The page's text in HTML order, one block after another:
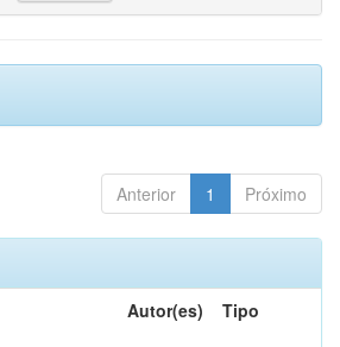
Anterior 1 Próximo
Autor(es) Tipo